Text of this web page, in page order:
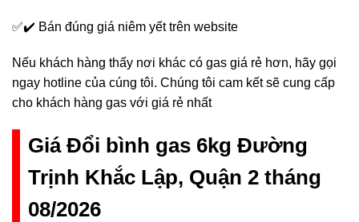
✅✔️ Bán đúng giá niêm yết trên website
Nếu khách hàng thấy nơi khác có gas giá rẻ hơn, hãy gọi
ngay hotline của cúng tôi. Chúng tôi cam kết sẽ cung cấp
cho khách hàng gas với giá rẻ nhất
Giá Đổi bình gas 6kg Đường
Trịnh Khắc Lập, Quận 2 tháng
08/2026